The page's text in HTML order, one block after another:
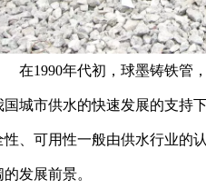
在1990年代初，球墨铸铁管
国城市供水的快速发展的支持
性、可用性一般由供水行业的
的发展前景。